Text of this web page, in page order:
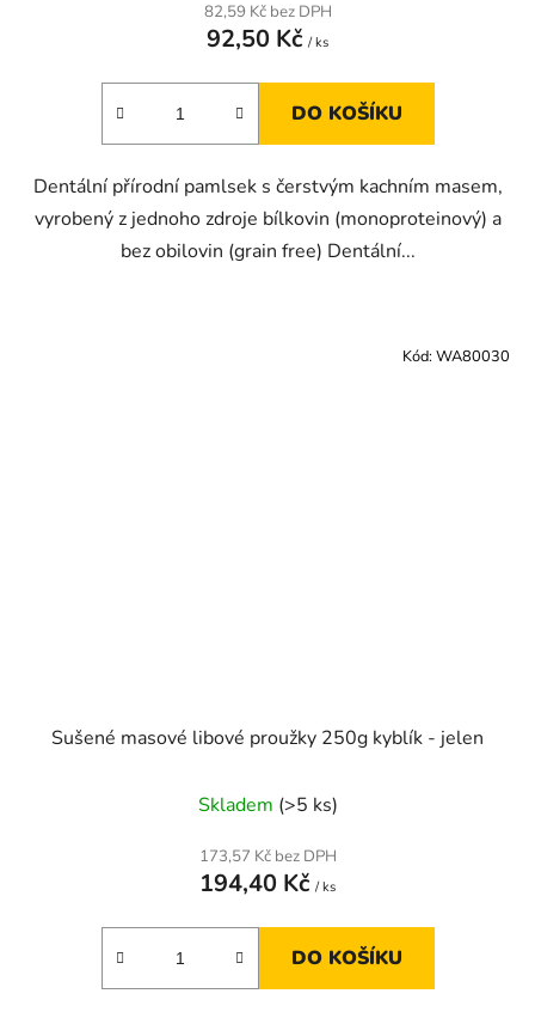
82,59 Kč bez DPH
92,50 Kč / ks
DO KOŠÍKU
Dentální přírodní pamlsek s čerstvým kachním masem,
vyrobený z jednoho zdroje bílkovin (monoproteinový) a
bez obilovin (grain free) Dentální...
Sušené masové libové proužky 250g kyblík - jelen
Skladem (>5 ks)
173,57 Kč bez DPH
194,40 Kč / ks
DO KOŠÍKU
Kód: WA80030